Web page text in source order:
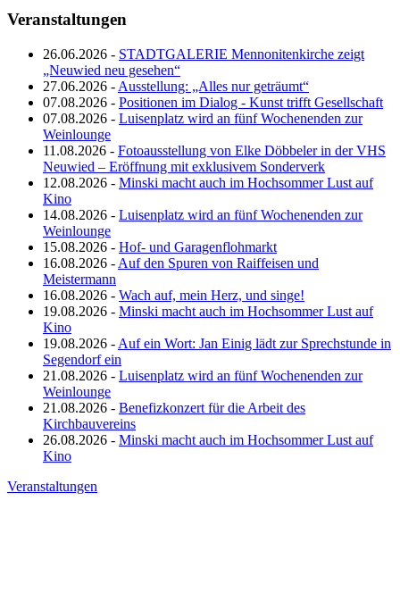
Veranstaltungen
26.06.2026 - STADTGALERIE Mennonitenkirche zeigt
„Neuwied neu gesehen“
27.06.2026 - Ausstellung: „Alles nur geträumt“
07.08.2026 - Positionen im Dialog - Kunst trifft Gesellschaft
07.08.2026 - Luisenplatz wird an fünf Wochenenden zur
Weinlounge
11.08.2026 - Fotoausstellung von Elke Döbbeler in der VHS
Neuwied – Eröffnung mit exklusivem Sonderverk
12.08.2026 - Minski macht auch im Hochsommer Lust auf
Kino
14.08.2026 - Luisenplatz wird an fünf Wochenenden zur
Weinlounge
15.08.2026 - Hof- und Garagenflohmarkt
16.08.2026 - Auf den Spuren von Raiffeisen und
Meistermann
16.08.2026 - Wach auf, mein Herz, und singe!
19.08.2026 - Minski macht auch im Hochsommer Lust auf
Kino
19.08.2026 - Auf ein Wort: Jan Einig lädt zur Sprechstunde in
Segendorf ein
21.08.2026 - Luisenplatz wird an fünf Wochenenden zur
Weinlounge
21.08.2026 - Benefizkonzert für die Arbeit des
Kirchbauvereins
26.08.2026 - Minski macht auch im Hochsommer Lust auf
Kino
Veranstaltungen